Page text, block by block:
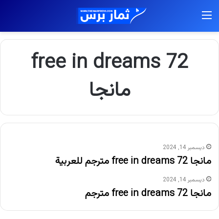
free in dreams 72
مانجا
ديسمبر 14, 2024
مانجا free in dreams 72 مترجم للعربية
ديسمبر 14, 2024
مانجا free in dreams 72 مترجم